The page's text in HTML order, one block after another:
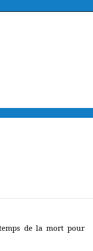
de la mort pour